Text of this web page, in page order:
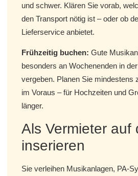
und schwer. Klären Sie vorab,
den Transport nötig ist – oder ob
Lieferservice anbietet.
Frühzeitig buchen: Gute
besonders an Wochenenden in
vergeben. Planen Sie mindestens
im Voraus – für Hochzeiten und
länger.
Als Vermieter auf
inserieren
Sie verleihen Musikanlagen, PA-